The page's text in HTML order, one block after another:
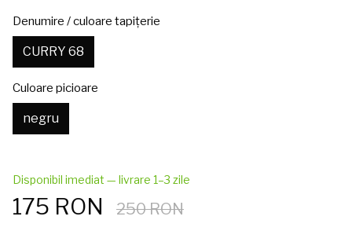
Denumire / culoare tapițerie
CURRY 68
Culoare picioare
negru
Disponibil imediat — livrare 1–3 zile
175 RON 250 RON